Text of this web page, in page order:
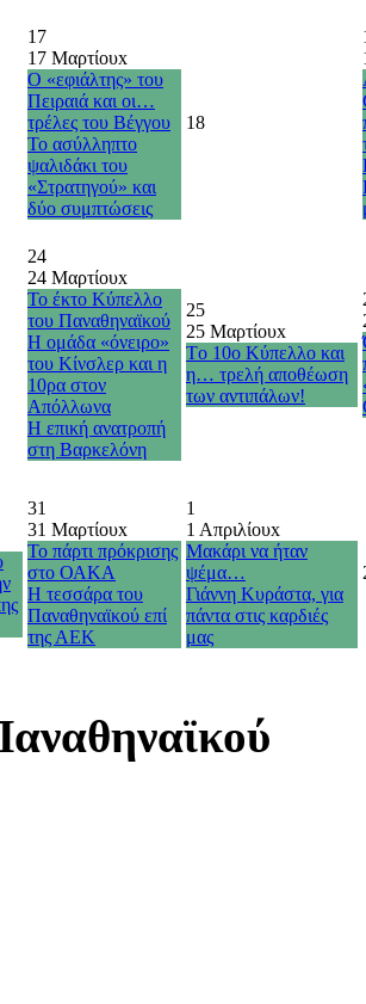
17
17 Μαρτίουx
Ο «εφιάλτης» του
Πειραιά και οι…
τρέλες του Βέγγου
Το ασύλληπτο
ψαλιδάκι του
«Στρατηγού» και
δύο συμπτώσεις
18
24
24 Μαρτίουx
Το έκτο Κύπελλο
του Παναθηναϊκού
Η ομάδα «όνειρο»
του Κίνσλερ και η
10ρα στον
Απόλλωνα
H επική ανατροπή
στη Βαρκελόνη
25
25 Μαρτίουx
Τo 10o Κύπελλο και
η… τρελή αποθέωση
των αντιπάλων!
31
31 Μαρτίουx
Το πάρτι πρόκρισης
στο ΟΑΚΑ
Η τεσσάρα του
Παναθηναϊκού επί
της ΑΕΚ
1
1 Απριλίουx
Μακάρι να ήταν
ψέμα…
Γιάννη Κυράστα, για
πάντα στις καρδιές
μας